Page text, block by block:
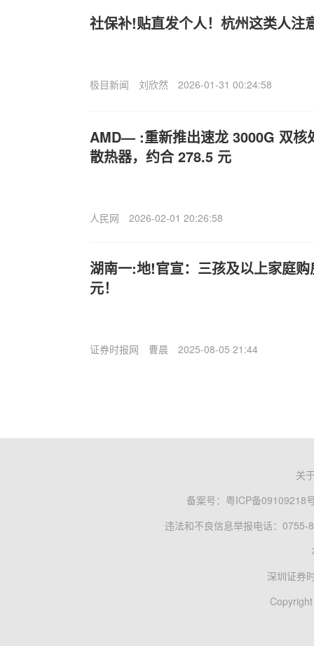
社保补!贴直发个人！杭州这类人注
极目新闻 刘欣然 2026-01-31 00:24:58
AMD— :重新推出速龙 3000G 双核
散热器，约合 278.5 元
人民网 2026-02-01 20:26:58
湖南一:地!官宣：三孩及以上家庭
元！
证券时报网 曹晨 2025-08-05 21:44
关
备案号： 粤ICP备09109218
违法和不良信息举报电话：0755-
深圳证券